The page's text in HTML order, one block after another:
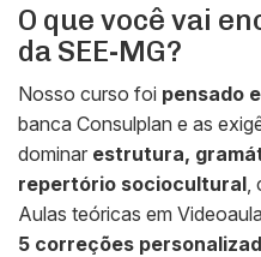
O que você vai
da SEE-MG?
Nosso curso foi pensado
banca Consulplan e as
dominar estrutura,
repertório sociocultural
Aulas teóricas em
5 correções